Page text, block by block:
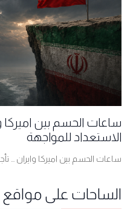
ساعات الحسم بين اميركا
الاستعداد للمواجهة
ساعات الحسم بين اميركا وايران ...
الساحات على مواقع